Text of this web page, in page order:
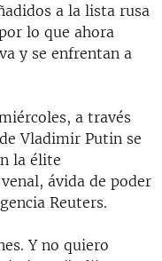
a la lista rusa
lo que ahora
y se enfrentan a
a través
Vladimir Putin se
la élite
ávida de poder
Reuters.
Y no quiero